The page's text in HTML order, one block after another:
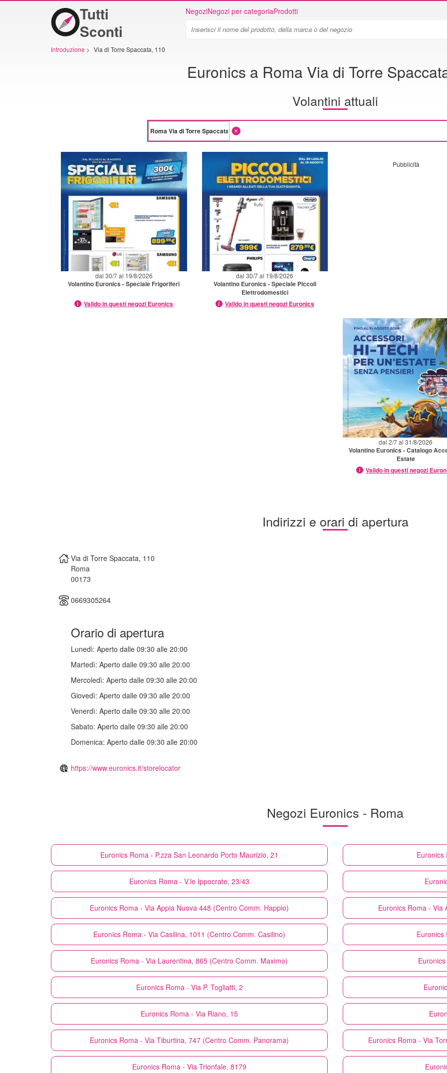
Tutti
Sconti
NegoziNegozi per categoriaProdotti
Introduzione > Via di Torre Spaccata, 110
Euronics a Roma Via di Torre
Volantini attuali
dal 30/7 al 19/8/2026
Volantino Euronics - Speciale Frigoriferi
Valido in questi negozi Euronics
dal 30/7 al 19/8/2026
Volantino Euronics - Speciale Piccoli
Elettrodomestici
Valido in questi negozi Euronics
Pubblicità
dal 2/7 al 31/8/2026
Volantino Euronics - Catalogo
Estate
Valido in questi negozi
Indirizzi e orari di apertura
Via di Torre Spaccata, 110
Roma
00173
0669305264
Orario di apertura
Lunedì: Aperto dalle 09:30 alle 20:00
Martedì: Aperto dalle 09:30 alle 20:00
Mercoledì: Aperto dalle 09:30 alle 20:00
Giovedì: Aperto dalle 09:30 alle 20:00
Venerdì: Aperto dalle 09:30 alle 20:00
Sabato: Aperto dalle 09:30 alle 20:00
Domenica: Aperto dalle 09:30 alle 20:00
https://www.euronics.it/storelocator
Negozi Euronics - Roma
Euronics Roma - P.zza San Leonardo Porto Maurizio, 21 Euronics
Euronics Roma - V.le Ippocrate, 23/43
Euronics Roma - Via Appia Nuova 448 (Centro Comm. Happio) Euronics Roma - Via
Euronics Roma - Via Casilina, 1011 (Centro Comm. Casilino) Euronics
Euronics Roma - Via Laurentina, 865 (Centro Comm. Maximo) Euronics
Euronics Roma - Via P. Togliatti, 2
Euronics Roma - Via Riano, 15
Euronics Roma - Via Tiburtina, 747 (Centro Comm. Panorama) Euronics Roma - Via
Euronics Roma - Via Trionfale, 8179